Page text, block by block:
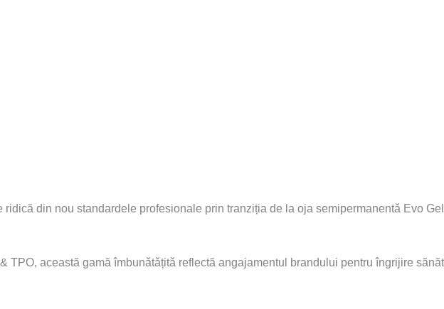
din nou standardele profesionale prin tranziția de la oja semipermanentǎ Evo
TPO, această gamă îmbunǎtǎțitǎ reflectă angajamentul brandului pentru îngrijire